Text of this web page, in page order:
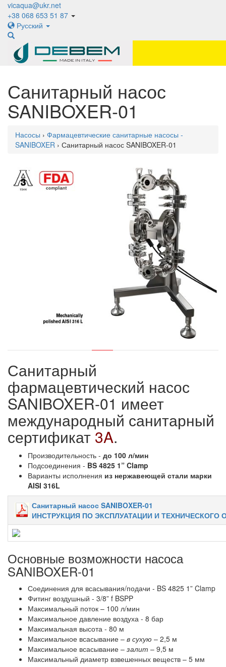
vicaqua@ukr.net
+38 068 653 51 87
Русский
Санитарный насос
SANIBOXER-01
Насосы › Фармацевтические санитарные насосы -
SANIBOXER › Санитарный насос SANIBOXER-01
Санитарный
фармацевтический насос
SANIBOXER-01 имеет
международный санитарный
сертификат3A.
Производительность - до 100 л/мин
Подсоединения - BS 4825 1” Clamp
Варианты исполнения из нержавеющей стали марки
AISI 316L
Санитарный насос SANIBOXER-01
ИНСТРУКЦИЯ ПО ЭКСПЛУАТАЦИИ И ТЕХНИЧЕСКОГО
Основные возможности насоса
SANIBOXER-01
Соединения для всасывания/подачи - BS 4825 1” Clamp
Фитинг воздушный - 3/8” f BSPP
Максимальный поток – 100 л/мин
Максимальное давление воздуха - 8 бар
Максимальная высота - 80 м
Максимальное всасывание – в сухую – 2,5 м
Максимальное всасывание – залит – 9,5 м
Максимальный диаметр взвешенных веществ – 5 мм